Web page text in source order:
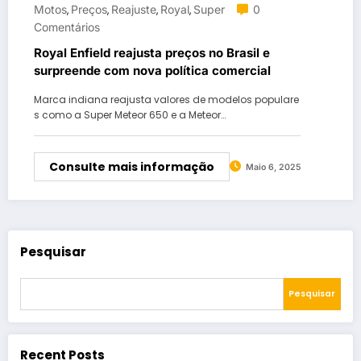
Motos, Preços, Reajuste, Royal, Super
0
Comentários
Royal Enfield reajusta preços no Brasil e
surpreende com nova política comercial
Marca indiana reajusta valores de modelos populare
s como a Super Meteor 650 e a Meteor…
Consulte mais informação Maio 6, 2025
Pesquisar
Pesquisar
Recent Posts